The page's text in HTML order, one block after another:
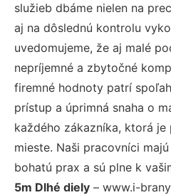
služieb dbáme nielen na
aj na dôslednú kontrolu
uvedomujeme, že aj malé
nepríjemné a zbytočné
firemné hodnoty patrí
prístup a úprimná snaha o
každého zákazníka, ktorá
mieste. Naši pracovníci
bohatú prax a sú plne k
5m Dlhé diely – www.i-